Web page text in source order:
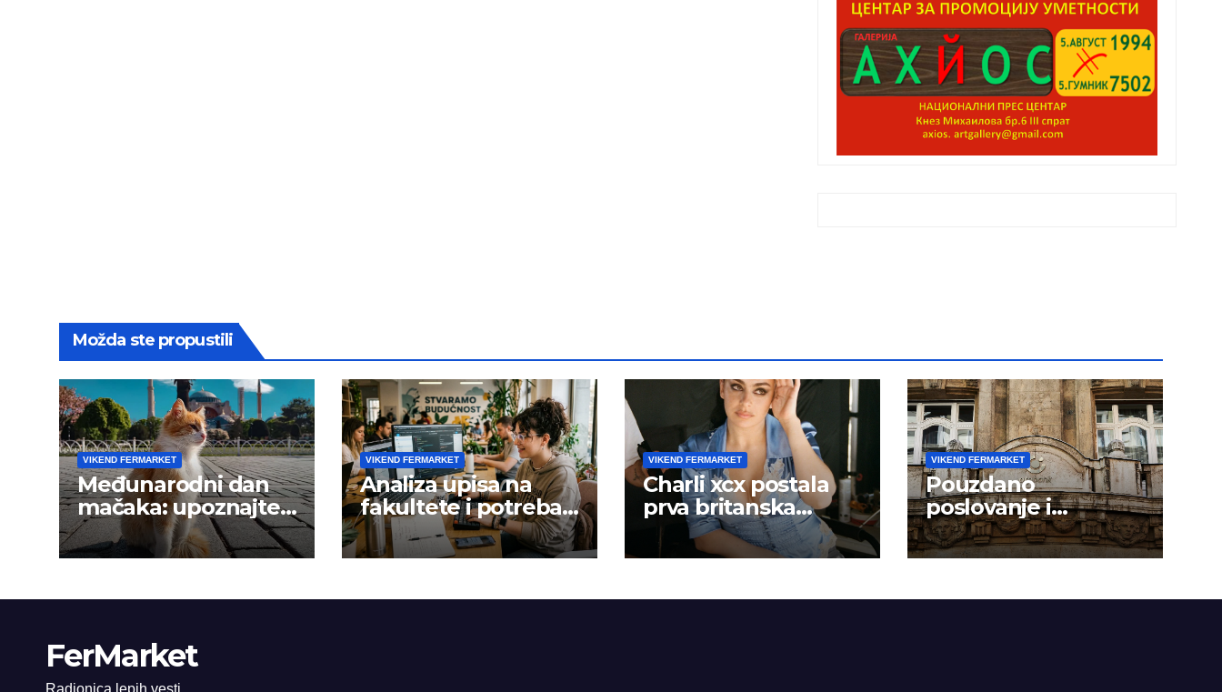
Možda ste propustili
VIKEND FERMARKET
Međunarodni dan
mačaka: upoznajte
istanbulske mace
VIKEND FERMARKET
Analiza upisa na
fakultete i potreba
tržišta rada
VIKEND FERMARKET
Charli xcx postala
prva britanska
pevačica sa dva
albuma na prvom
kalendarskoj godini
VIKEND FERMARKET
Pouzdano
poslovanje i
kontinuitet rasta
FerMarket
Radionica lepih vesti